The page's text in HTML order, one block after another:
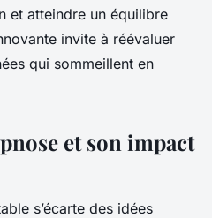
et atteindre un équilibre
invite à réévaluer
qui sommeillent en
et son impact
s’écarte des idées